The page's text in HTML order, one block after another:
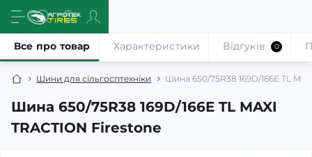
Шини для сільгосптехніки Шина 650/75R38 169D/166E TL
Шина 650/75R38 169D/166E TL MAXI
TRACTION Firestone
Все про товар Характеристики Відгуків 0